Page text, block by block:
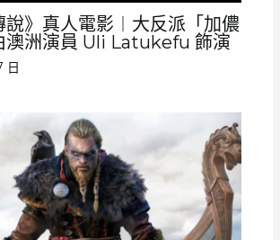
說》真人電影︱大反派「加儂
澳洲演員 Uli Latukefu 飾演
日